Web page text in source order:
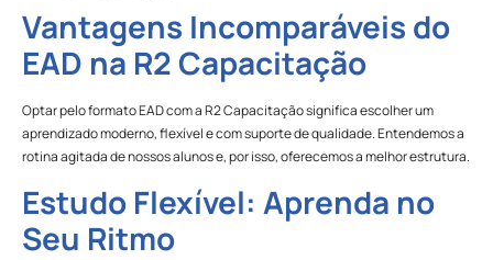
Vantagens Incomparáveis do
EAD na R2 Capacitação
Optar pelo formato EAD com a R2 Capacitação significa escolher um
aprendizado moderno, flexível e com suporte de qualidade. Entendemos a
rotina agitada de nossos alunos e, por isso, oferecemos a melhor estrutura.
Estudo Flexível: Aprenda no
Seu Ritmo